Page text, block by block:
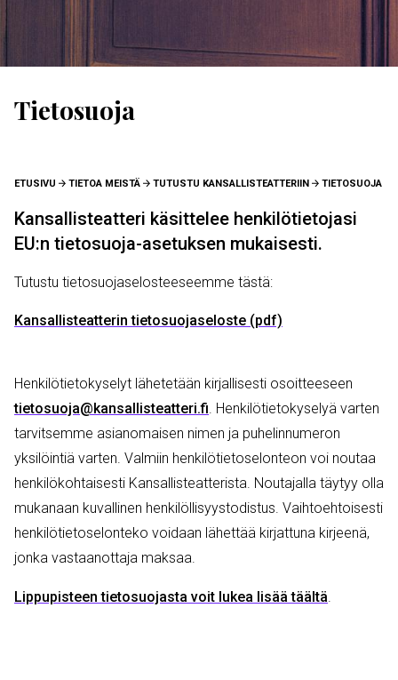
Tietosuoja
MURUPOLKU
ETUSIVU TIETOA MEISTÄ TUTUSTU KANSALLISTEATTERIIN TIETOSUOJA
Kansallisteatteri käsittelee henkilötietojasi
EU:n tietosuoja-asetuksen mukaisesti.
Tutustu tietosuojaselosteeseemme tästä:
Tiedosto
Kansallisteatterin tietosuojaseloste (pdf)
Henkilötietokyselyt lähetetään kirjallisesti osoitteeseen
tietosuoja@kansallisteatteri.fi. Henkilötietokyselyä varten
tarvitsemme asianomaisen nimen ja puhelinnumeron
yksilöintiä varten. Valmiin henkilötietoselonteon voi noutaa
henkilökohtaisesti Kansallisteatterista. Noutajalla täytyy olla
mukanaan kuvallinen henkilöllisyystodistus. Vaihtoehtoisesti
henkilötietoselonteko voidaan lähettää kirjattuna kirjeenä,
jonka vastaanottaja maksaa.
Lippupisteen tietosuojasta voit lukea lisää täältä.